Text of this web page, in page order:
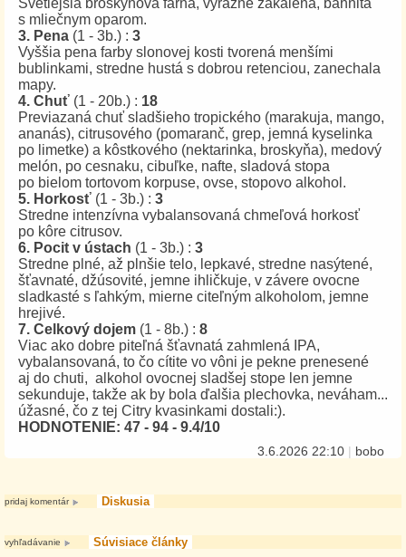
Svetlejšia broskyňová farna, výrazne zakalená, bahnitá
s mliečnym oparom.
3. Pena (1 - 3b.) : 3
Vyššia pena farby slonovej kosti tvorená menšími
bublinkami, stredne hustá s dobrou retenciou, zanechala
mapy.
4. Chuť (1 - 20b.) : 18
Previazaná chuť sladšieho tropického (marakuja, mango,
ananás), citrusového (pomaranč, grep, jemná kyselinka
po limetke) a kôstkového (nektarinka, broskyňa), medový
melón, po cesnaku, cibuľke, nafte, sladová stopa
po bielom tortovom korpuse, ovse, stopovo alkohol.
5. Horkosť (1 - 3b.) : 3
Stredne intenzívna vybalansovaná chmeľová horkosť
po kôre citrusov.
6. Pocit v ústach (1 - 3b.) : 3
Stredne plné, až plnšie telo, lepkavé, stredne nasýtené,
šťavnaté, džúsovité, jemne ihličkuje, v závere ovocne
sladkasté s ľahkým, mierne citeľným alkoholom, jemne
hrejivé.
7. Celkový dojem (1 - 8b.) : 8
Viac ako dobre piteľná šťavnatá zahmlená IPA,
vybalansovaná, to čo cítite vo vôni je pekne prenesené
aj do chuti, alkohol ovocnej sladšej stope len jemne
sekunduje, takže ak by bola ďalšia plechovka, neváham...
úžasné, čo z tej Citry kvasinkami dostali:).
HODNOTENIE: 47 - 94 - 9.4/10
3.6.2026 22:10 bobo
pridaj komentár Diskusia
vyhľadávanie
Súvisiace články